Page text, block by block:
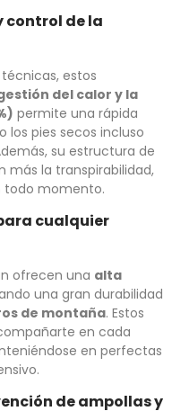
de la
estos
del calor y la
permite una rápida
los pies secos incluso
su estructura de
más la transpirabilidad,
todo momento.
cualquier
ofrecen una alta
una gran durabilidad
de montaña. Estos
en cada
en perfectas
de ampollas y